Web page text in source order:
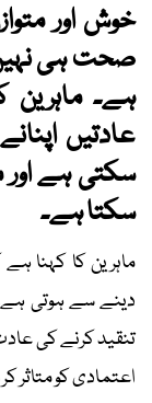
خوش اور
صحت ہی
ہے۔
عادتیں
سکتی ہے اور
سکتا ہے۔
ماہرین کا کہنا
دینے سے ہوتی ہے۔
تنقید کرنے کی
اعتمادی کو متاثر